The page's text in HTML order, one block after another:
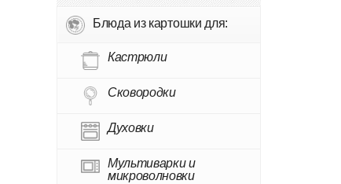
Блюда из картошки для:
Кастрюли
Сковородки
Духовки
Мультиварки и
микроволновки